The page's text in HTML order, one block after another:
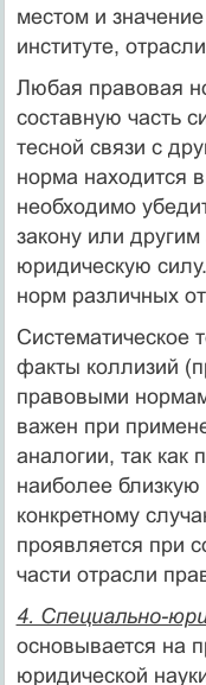
местом и
институте,
Любая правовая
составную часть
тесной связи с
норма находится
необходимо
закону или
юридическую
норм различных
Систематическое
факты коллизий
правовыми
важен при
аналогии, так как
наиболее
конкретному
проявляется при
части отрасли
4. Специально-
основывается на
юридической